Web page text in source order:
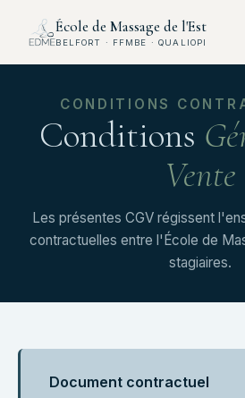
École de Massage de l'Est
BELFORT · FFMBE · QUALIOPI
CONDITIONS
Conditions
Vente
Les présentes CGV régissent
contractuelles entre l'École de
stagiaires.
Document contractuel